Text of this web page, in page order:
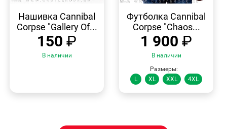
ПРОСМОТР
Нашивка Cannibal
Corpse "Gallery Of...
150 ₽
В наличии
ПРОСМОТР
Футболка Cannibal
Corpse "Chaos...
1 900 ₽
В наличии
Размеры:
L
XL XXL 4XL